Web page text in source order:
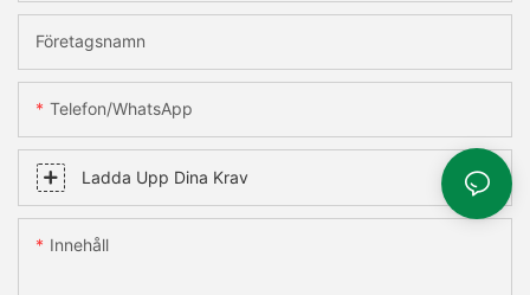
Företagsnamn
Telefon/WhatsApp
Ladda Upp Dina Krav
Innehåll